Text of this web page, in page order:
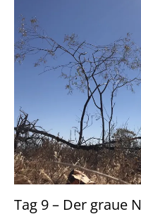
Tag 9 – Der graue
graue
Nomade